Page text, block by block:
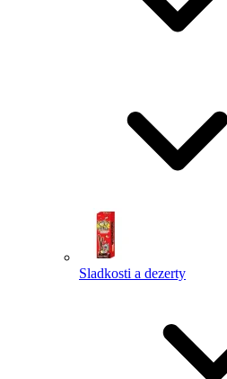
Sladkosti a dezerty